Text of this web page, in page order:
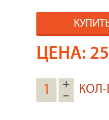
ЦЕНА:
+
–